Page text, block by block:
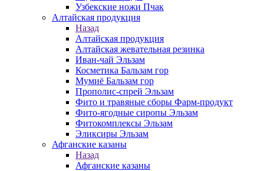
Узбекские ножи Пчак
Алтайская продукция
Назад
Алтайская продукция
Алтайская жевательная резинка
Иван-чай Эльзам
Косметика Бальзам гор
Мумиё Бальзам гор
Прополис-спрей Эльзам
Фито и травяные сборы Фарм-продукт
Фито-ягодные сиропы Эльзам
Фитокомплексы Эльзам
Эликсиры Эльзам
Афганские казаны
Назад
Афганские казаны